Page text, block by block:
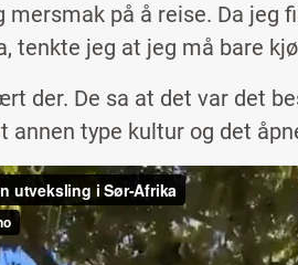
mersmak på å reise. Da jeg
tenkte jeg at jeg må bare
der. De sa at det var det
type kultur og det